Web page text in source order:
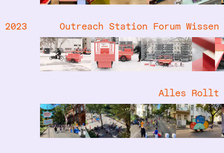
2023 Outreach Station Forum Wissen
Alles Rollt